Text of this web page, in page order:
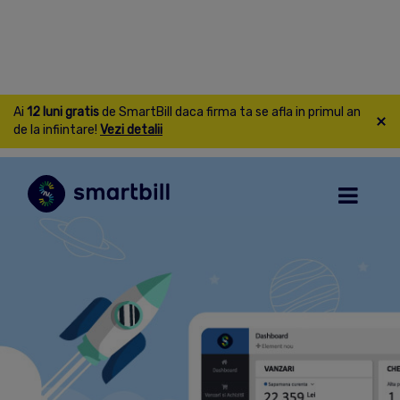
Ai 12 luni gratisde SmartBill daca firma ta se afla in primul an
de la infiintare! Vezi detalii